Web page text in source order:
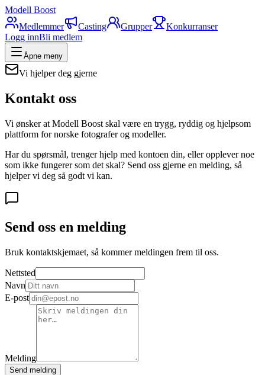
Modell Boost
Medlemmer
Casting Grupper
Konkurranser
Logg innBli medlem
Åpne meny
Vi hjelper deg gjerne
Kontakt oss
Vi ønsker at Modell Boost skal være en trygg, ryddig og hjelpsom
plattform for norske fotografer og modeller.
Har du spørsmål, trenger hjelp med kontoen din, eller opplever noe
som ikke fungerer som det skal? Send oss gjerne en melding, så
hjelper vi deg så godt vi kan.
Send oss en melding
Bruk kontaktskjemaet, så kommer meldingen frem til oss.
Nettsted
Navn
E-post
Melding
Send melding